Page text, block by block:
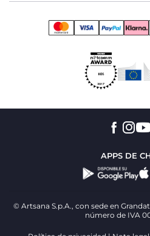
APPS DE
© Artsana S.p.A., con sede en
número de IVA